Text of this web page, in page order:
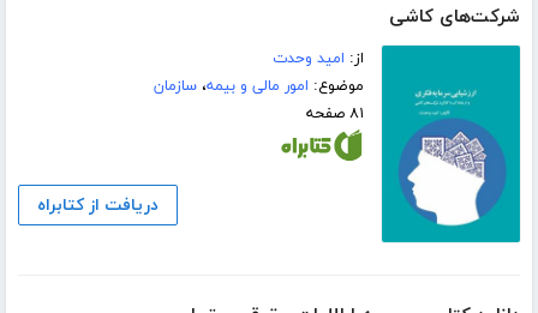
شرکت‌های کاشی
از: امید وحدت
موضوع: امور مالی و بیمه،سازمان
۸۱ صفحه
دریافت از کتابراه